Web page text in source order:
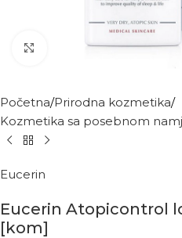
Kliknite za povećanje
Početna Prirodna kozmetika
Kozmetika sa posebnom
Eucerin
Eucerin Atopicontrol
[kom]